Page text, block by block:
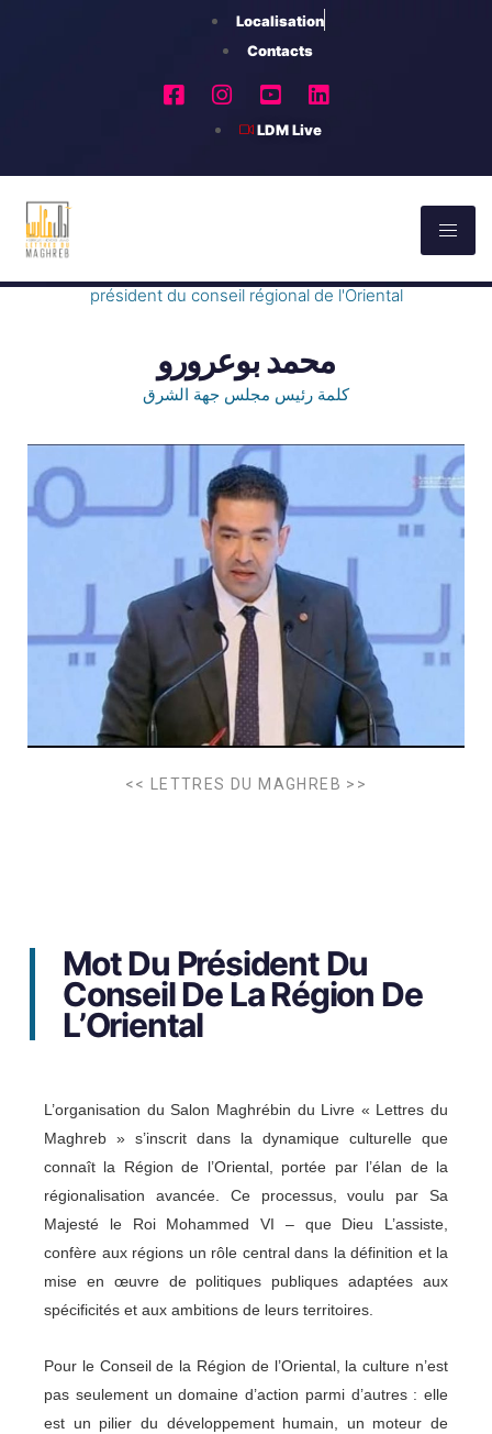
Localisation
Contacts
LDM Live
M. Mohamed Bouarourou
président du conseil régional de l'Oriental
محمد بوعرورو
كلمة رئيس مجلس جهة الشرق
<< LETTRES DU MAGHREB >>
Mot Du Président Du
Conseil De La Région De
L’Oriental
L’organisation du Salon Maghrébin du Livre « Lettres du
Maghreb » s’inscrit dans la dynamique culturelle que
connaît la Région de l’Oriental, portée par l’élan de la
régionalisation avancée. Ce processus, voulu parSa
Majesté le Roi Mohammed VI – que Dieu L’assiste,
confère aux régions un rôle central dans la définition et la
mise en œuvre de politiques publiques adaptées aux
spécificités et aux ambitions de leurs territoires.
Pour le Conseil de la Région de l’Oriental, la culture n’est
pas seulement un domaine d’action parmi d’autres : elle
est un pilier du développement humain, un moteur de